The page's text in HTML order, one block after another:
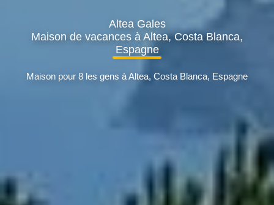
Altea Gales
Maison de vacances à Altea, Costa Blanca,
Espagne
Maison pour 8 les gens à Altea, Costa Blanca, Espagne